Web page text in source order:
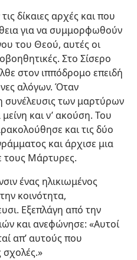
δίκαιες αρχές και που
για να συμμορφωθούν
του Θεού, αυτές οι
Στο Σίσερο
στον ιππόδρομο επειδή
αλόγων. Όταν
συνέλευσις των μαρτύρων
και ν’ ακούση. Του
και τις δύο
και άρχισε μια
τους Μάρτυρες.
ένας ηλικιωμένος
κοινότητα,
Εξεπλάγη από την
και ανεφώνησε: «Αυτοί
απ’ αυτούς που
σχολές.»